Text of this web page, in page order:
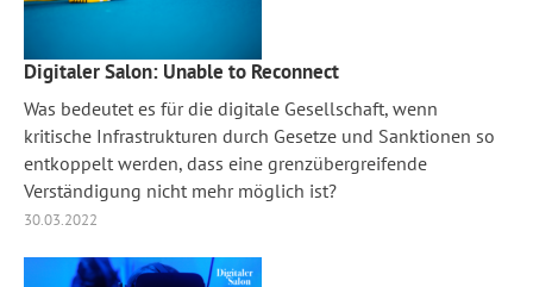
Digitaler Salon: Unable to Reconnect
Was bedeutet es für die digitale Gesellschaft, wenn
kritische Infrastrukturen durch Gesetze und Sanktionen so
entkoppelt werden, dass eine grenzübergreifende
Verständigung nicht mehr möglich ist?
30.03.2022